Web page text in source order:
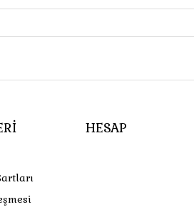
HESAP